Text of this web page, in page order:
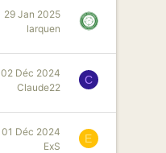
29 Jan 2025
larquen
02 Déc 2024
Claude22
C
01 Déc 2024
ExS
E